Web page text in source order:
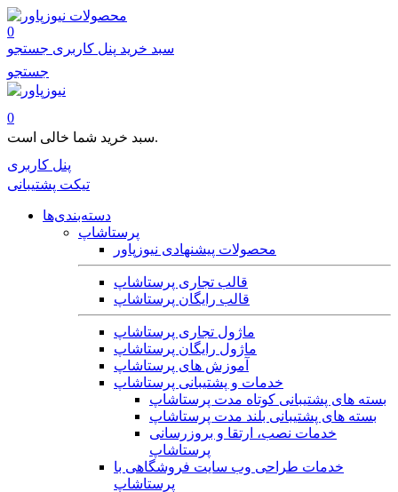
محصولات
0
سبد خرید پنل کاربری جستجو
جستجو
0
سبد خرید شما خالی است.
پنل کاربری
تیکت پشتیبانی
دسته‌بندی‌ها
پرستاشاپ
محصولات پیشنهادی نیوزپاور
قالب تجاری پرستاشاپ
قالب رایگان پرستاشاپ
ماژول تجاری پرستاشاپ
ماژول رایگان پرستاشاپ
آموزش های پرستاشاپ
خدمات و پشتیبانی پرستاشاپ
بسته های پشتیبانی کوتاه مدت پرستاشاپ
بسته های پشتیبانی بلند مدت پرستاشاپ
خدمات نصب، ارتقا و بروزرسانی
پرستاشاپ
خدمات طراحی وب سایت فروشگاهی با
پرستاشاپ